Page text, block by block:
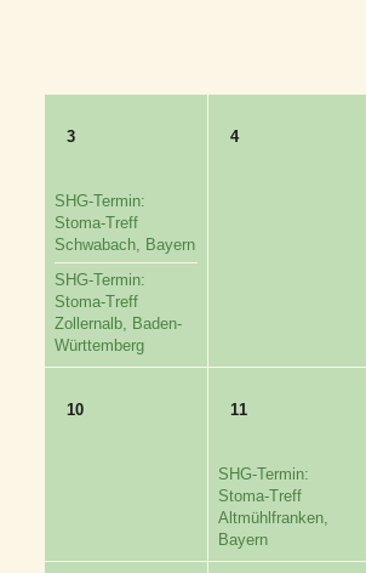
3
SHG-Termin:
Stoma-Treff
Schwabach, Bayern
SHG-Termin:
Stoma-Treff
Zollernalb, Baden-
Württemberg
4
10 11
SHG-Termin:
Stoma-Treff
Altmühlfranken,
Bayern